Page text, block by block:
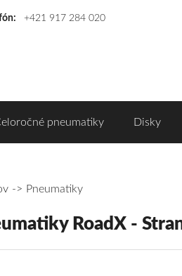
+421 917 284 020
pneumatiky Disky
Pneumatiky
RoadX -